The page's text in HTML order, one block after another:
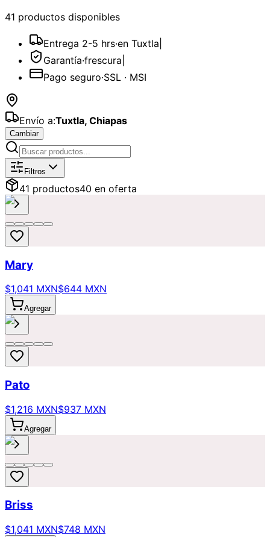
41 productos disponibles
Entrega 2-5 hrs·en Tuxtla
Garantía·frescura
Pago seguro·SSL · MSI
Envío a:Tuxtla, Chiapas
Cambiar
Catálogo deOfertas
Filtros
41 productos40 en oferta
Mary
$1,041 MXN$644 MXN
Agregar
Pato
$1,216 MXN$937 MXN
Agregar
Briss
$1,041 MXN$748 MXN